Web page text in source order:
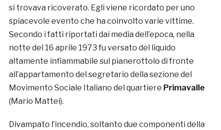
si trovava ricoverato. Egli viene ricordato per uno
spiacevole evento che ha coinvolto varie vittime.
Secondo i fatti riportati dai media dell’epoca, nella
notte del 16 aprile 1973 fu versato del liquido
altamente infiammabile sul pianerottolo di fronte
all’appartamento del segretario della sezione del
Movimento Sociale Italiano del quartiere Primavalle
(Mario Mattei).
Divampato l’incendio, soltanto due componenti della